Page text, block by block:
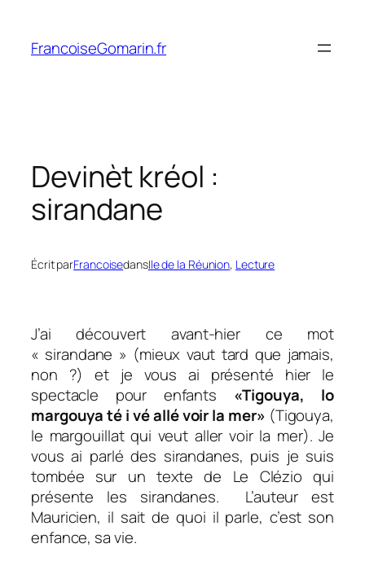
contenu
FrancoiseGomarin.fr
Devinèt kréol :
sirandane
Écrit parFrancoisedansIle de la Réunion, Lecture
J’ai découvert avant-hier ce mot
« sirandane » (mieux vaut tard que jamais,
non ?) et je vous ai présenté hier le
spectacle pour enfants «Tigouya, lo
margouya té i vé allé voir la mer» (Tigouya,
le margouillat qui veut aller voir la mer). Je
vous ai parlé des sirandanes, puis je suis
tombée sur un texte de Le Clézio qui
présente les sirandanes. L’auteur est
Mauricien, il sait de quoi il parle, c’est son
enfance, sa vie.